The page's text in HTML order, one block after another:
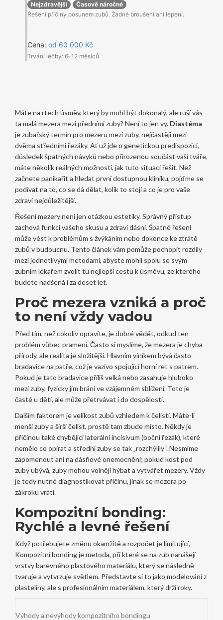
Nejzdravější
Časově náročné
Řešení příčiny posunem zubů. Žádné broušení ani lepení.
Cena: od 60 000 Kč
Trvání léčby: 6–12 měsíců
Máte na rtech úsměv, který by mohl být dokonalý, ale ruší vás
ta malá mezera mezi předními zuby? Není to jen vy. Diastéma
jezubařský termín pro mezeru mezi zuby, nejčastěji mezi
dvěma středními řezáky. Ať už jde o genetickou predispozici,
důsledek špatných návyků nebo přirozenou součást vaší tváře,
máte několik reálných možností, jak tuto situaci řešit. Než
začnete panikařit a hledat první dostupnou kliniku, pojďme se
podívat na to, co se dá dělat, kolik to stojí a co je pro vaše
zdraví nejdůležitější.
Řešení mezery není jen otázkou estetiky. Správný přístup
zachová funkci vašeho skusu a zdraví dásní. Špatné řešení
může vést k problémům s žvýkáním nebo dokonce ke ztrátě
zubů v budoucnu. Tento článek vám pomůže pochopit rozdíly
mezi jednotlivými metodami, abyste mohli spolu se svým
zubním lékařem zvolit tu nejlepší cestu k úsměvu, ze kterého
budete nadšená i za deset let.
Proč mezera vzniká a proč
to není vždy vadou
Před tím, než cokoliv opravíte, je dobré vědět, odkud ten
problém vůbec pramení. Často si myslíme, že mezera je chyba
přírody, ale realita je složitější. Hlavním viníkem bývá často
bradavice na patře, což je vazivo spojující horní ret s patrem.
Pokud je tato bradavice příliš velká nebo zasahuje hluboko
mezi zuby, fyzicky jim brání ve vzájemném sblížení. Toto je
časté u dětí, ale může přetrvávat i do dospělosti.
Dalším faktorem je velikost zubů vzhledem k čelisti. Máte-li
menší zuby a širší čelist, prostě tam zbude místo. Někdy je
příčinou také chybějící laterální incisivum (boční řezák), které
nemělo co opírat a střední zuby se tak „rozchýlily“. Nesmíme
zapomenout ani na dásňové onemocnění; pokud kost pod
zuby ubývá, zuby mohou volněji hýbat a vytvářet mezery. Vždy
je tedy nutné diagnostikovat příčinu, jinak se mezera po
zákroku vrátí.
Kompozitní bonding:
Rychlé a levné řešení
Když potřebujete změnu okamžitě a rozpočet je limitující,
Kompozitní bondingjemetoda, při které se na zub nanášejí
vrstvy barevného plastového materiálu, který se následně
tvaruje a vytvrzuje světlem. Představte si to jako modelování z
plastelíny, ale s profesionálním materiálem, který drží roky.
Výhody a nevýhody kompozitního bondingu